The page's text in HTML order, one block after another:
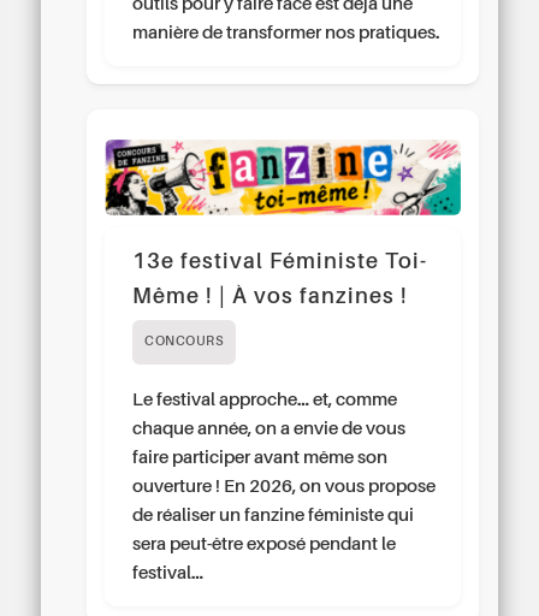
outils pour y faire face est déjà une
manière de transformer nos pratiques.
13e festival Féministe Toi-
Même ! | À vos fanzines !
CONCOURS
Le festival approche… et, comme
chaque année, on a envie de vous
faire participer avant même son
ouverture ! En 2026, on vous propose
de réaliser un fanzine féministe qui
sera peut-être exposé pendant le
festival…